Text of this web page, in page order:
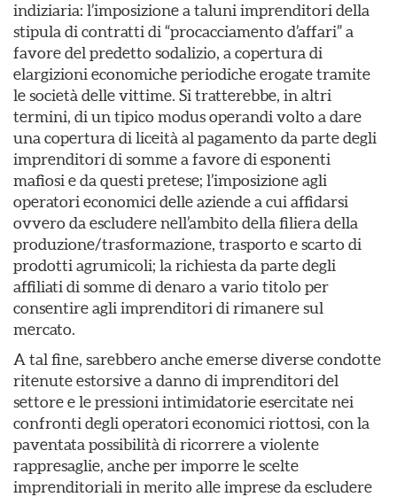
indiziaria: l’imposizione a taluni imprenditori della
stipula di contratti di “procacciamento d’affari” a
favore del predetto sodalizio, a copertura di
elargizioni economiche periodiche erogate tramite
le società delle vittime. Si tratterebbe, in altri
termini, di un tipico modus operandi volto a dare
una copertura di liceità al pagamento da parte degli
imprenditori di somme a favore di esponenti
mafiosi e da questi pretese; l’imposizione agli
operatori economici delle aziende a cui affidarsi
ovvero da escludere nell’ambito della filiera della
produzione/trasformazione, trasporto e scarto di
prodotti agrumicoli; la richiesta da parte degli
affiliati di somme di denaro a vario titolo per
consentire agli imprenditori di rimanere sul
mercato.
A tal fine, sarebbero anche emerse diverse condotte
ritenute estorsive a danno di imprenditori del
settore e le pressioni intimidatorie esercitate nei
confronti degli operatori economici riottosi, con la
paventata possibilità di ricorrere a violente
rappresaglie, anche per imporre le scelte
imprenditoriali in merito alle imprese da escludere